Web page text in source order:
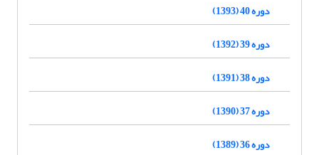
دوره 40 (1393)
دوره 39 (1392)
دوره 38 (1391)
دوره 37 (1390)
دوره 36 (1389)